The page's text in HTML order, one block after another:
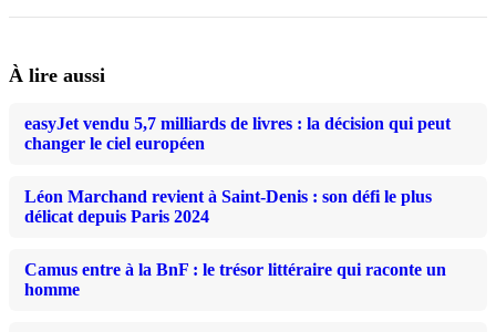
À lire aussi
easyJet vendu 5,7 milliards de livres : la décision qui peut
changer le ciel européen
Léon Marchand revient à Saint-Denis : son défi le plus
délicat depuis Paris 2024
Camus entre à la BnF : le trésor littéraire qui raconte un
homme